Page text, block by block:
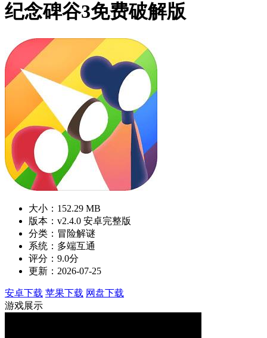
纪念碑谷3免费破解版
大小：152.29 MB
版本：v2.4.0 安卓完整版
分类：冒险解谜
系统：多端互通
评分：9.0分
更新：2026-07-25
安卓下载 苹果下载 网盘下载
游戏展示